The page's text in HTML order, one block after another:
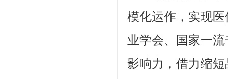
模化运作，实现
业学会、国家一
影响力，借力缩